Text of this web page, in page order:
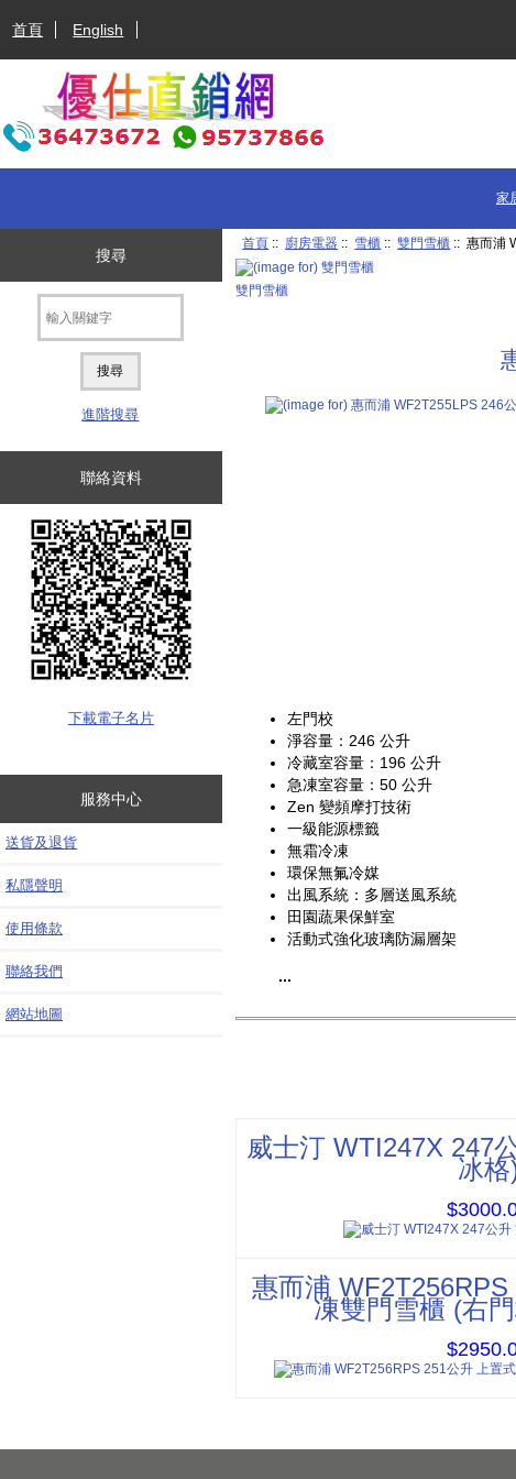
首頁 English
家
搜尋
進階搜尋
聯絡資料
下載電子名片
服務中心
送貨及退貨
私隱聲明
使用條款
聯絡我們
網站地圖
首頁 :: 廚房電器 :: 雪櫃 ::雙門雪櫃 :: 惠而浦
雙門雪櫃
左門校
淨容量：246 公升
冷藏室容量：196 公升
急凍室容量：50 公升
Zen 變頻摩打技術
一級能源標籤
無霜冷凍
環保無氟冷媒
出風系統：多層送風系統
田園蔬果保鮮室
活動式強化玻璃防漏層架
...
威士汀 WTI247X 247
冰格
惠而浦
凍雙門雪櫃 (右